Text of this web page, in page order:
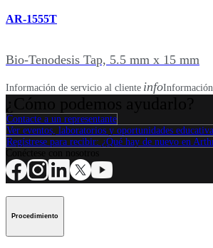
AR-1555T
Bio-Tenodesis Tap, 5.5 mm x 15 mm
Información de servicio al cliente info
Contacte a un representante
Ver eventos, laboratorios y oportunidades
Regístrese para recibir: ¿Qué hay de nuevo en
Procedimiento